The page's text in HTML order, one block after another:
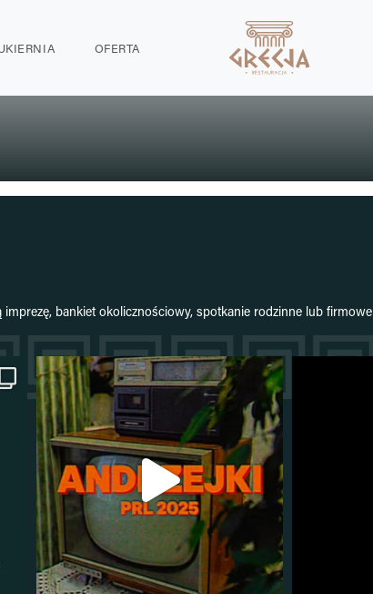
OFERTA
imprezę, bankiet okolicznościowy, spotkanie rodzinne lub firmowe